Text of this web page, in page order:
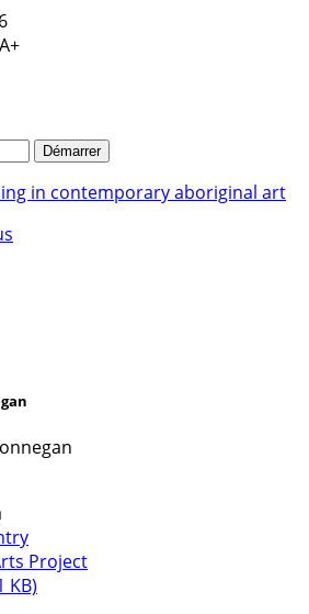
A+
in contemporary aboriginal art
Project
KB)